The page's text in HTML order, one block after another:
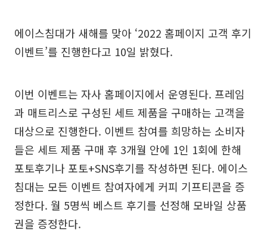
에이스침대가 새해를 맞아 ‘2022 홈페이지 고객 후기
이벤트’를 진행한다고 10일 밝혔다.
이번 이벤트는 자사 홈페이지에서 운영된다. 프레임
과 매트리스로 구성된 세트 제품을 구매하는 고객을
대상으로 진행한다. 이벤트 참여를 희망하는 소비자
들은 세트 제품 구매 후 3개월 안에 1인 1회에 한해
포토후기나 포토+SNS후기를 작성하면 된다. 에이스
침대는 모든 이벤트 참여자에게 커피 기프티콘을 증
정한다. 월 5명씩 베스트 후기를 선정해 모바일 상품
권을 증정한다.